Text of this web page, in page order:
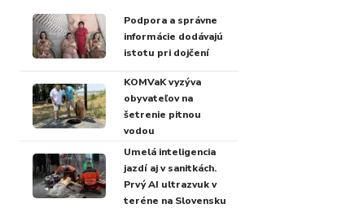
Podpora a správne
informácie dodávajú
istotu pri dojčení
KOMVaK vyzýva
obyvateľov na
šetrenie pitnou
vodou
Umelá inteligencia
jazdí aj v sanitkách.
Prvý AI ultrazvuk v
teréne na Slovensku